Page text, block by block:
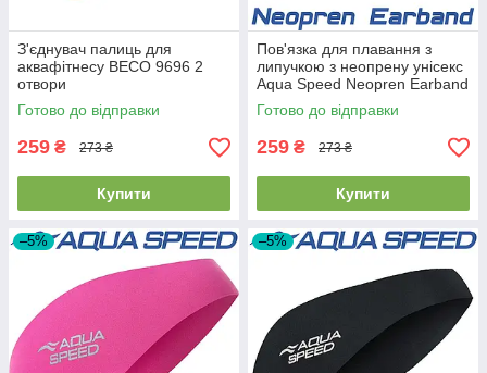
З'єднувач палиць для
аквафітнесу BECO 9696 2
отвори
Готово до відправки
259 ₴ 273 ₴
Купити
Пов'язка для плавання з
липучкою з неопрену унісекс
Aqua Speed Neopren Earband
Blue синя
Готово до відправки
259 ₴ 273 ₴
Купити
–5% –5%